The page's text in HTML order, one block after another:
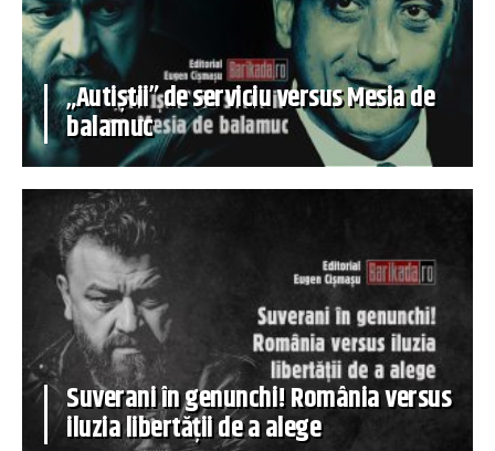
„Autiștii” de serviciu versus Mesia de
balamuc
Suverani în genunchi! România versus
iluzia libertății de a alege